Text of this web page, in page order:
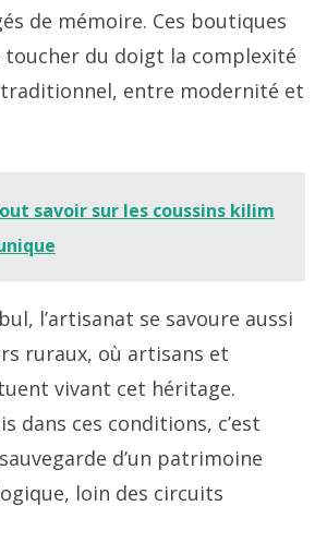
de mémoire. Ces boutiques
du doigt la complexité
entre modernité et
savoir sur les coussins kilim
l’artisanat se savoure aussi
ruraux, où artisans et
vivant cet héritage.
dans ces conditions, c’est
d’un patrimoine
loin des circuits